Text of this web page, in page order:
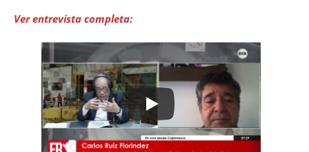
Ver entrevista completa: